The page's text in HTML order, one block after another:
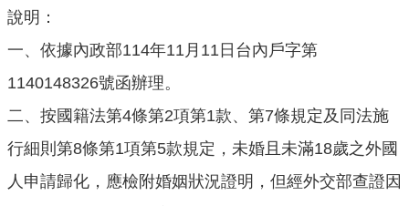
便
服
務
人
統
計
說明：
一、依據內政部114年11月11日台內戶字第
1140148326號函辦理。
二、按國籍法第4條第2項第1款、第7條規定及同法施
行細則第8條第1項第5款規定，未婚且未滿18歲之外國
人申請歸化，應檢附婚姻狀況證明，但經外交部查證因